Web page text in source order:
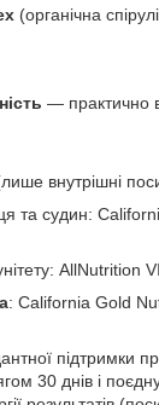
(органічна
— практично
внутрішні
та судин:
AllNutrition
: California Gold
підтримки
30 днів і